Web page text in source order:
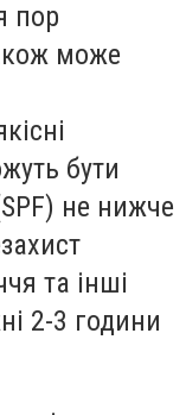
пор
може
бути
не нижче
та інші
2-3 години